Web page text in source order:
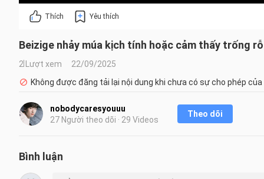
Thích Yêu thích
Beizige nhảy múa kịch tính hoặc cảm thấy trống
2 Lượt xem
22/09/2025
Không được đăng tải lại nội dung khi chưa có sự cho phép
nobodycaresyouuu
27 Người theo dõi · 29 Videos
Theo dõi
Bình luận